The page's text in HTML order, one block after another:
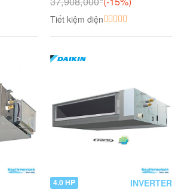
Tiết kiệm điện
4.0 HP INVERTER